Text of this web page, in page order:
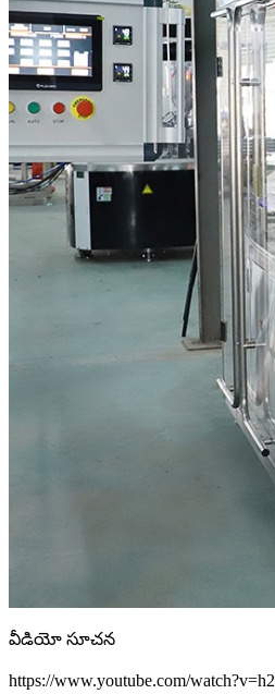
వీడియో సూచన
https://www.youtube.com/